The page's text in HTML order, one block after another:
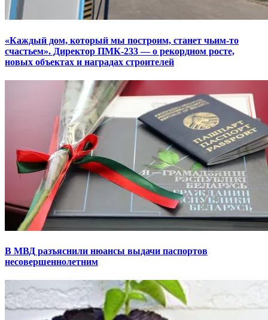
«Каждый дом, который мы построим, станет чьим-то
счастьем». Директор ПМК-233 — о рекордном росте,
новых объектах и наградах строителей
В МВД разъяснили нюансы выдачи паспортов
несовершеннолетним